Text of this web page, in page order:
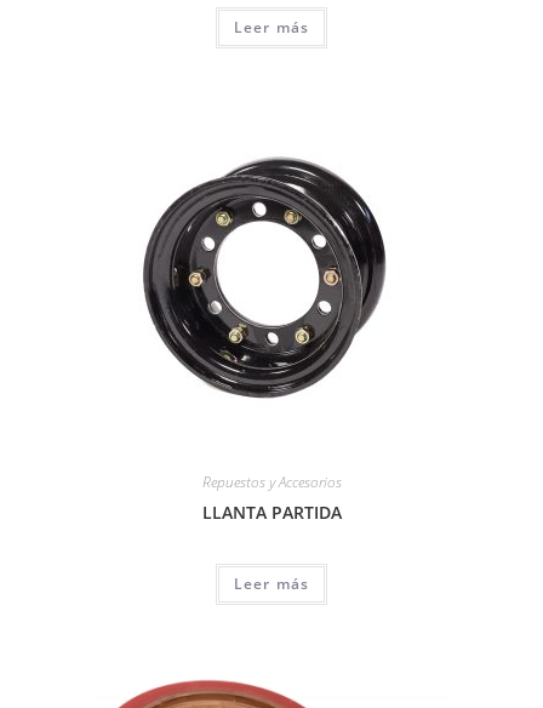
Leer más
Repuestos y Accesorios
LLANTA PARTIDA
Leer más